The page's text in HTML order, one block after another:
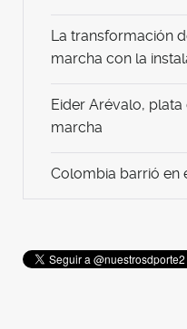
La transformación
marcha con la
Eider Arévalo,
marcha
Colombia barrió en